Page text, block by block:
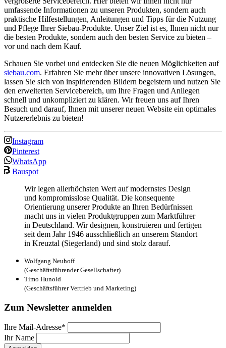
umfassende Informationen zu unseren Produkten, sondern auch
praktische Hilfestellungen, Anleitungen und Tipps für die Nutzung
und Pflege Ihrer Siebau-Produkte. Unser Ziel ist es, Ihnen nicht nur
die besten Produkte, sondern auch den besten Service zu bieten –
vor und nach dem Kauf.
Schauen Sie vorbei und entdecken Sie die neuen Möglichkeiten auf
siebau.com. Erfahren Sie mehr über unsere innovativen Lösungen,
lassen Sie sich von inspirierenden Bildern begeistern und nutzen Sie
den erweiterten Servicebereich, um Ihre Fragen und Anliegen
schnell und unkompliziert zu klären. Wir freuen uns auf Ihren
Besuch und darauf, Ihnen mit unserer neuen Website ein optimales
Nutzererlebnis zu bieten!
Instagram
Pinterest
WhatsApp
Bauspot
Wir legen allerhöchsten Wert auf modernstes Design
und kompromisslose Qualität. Die konsequente
Orientierung unserer Produkte an Ihren Bedürfnissen
macht uns in vielen Produktgruppen zum Marktführer
in Deutschland. Wir designen, konstruieren und fertigen
seit dem Jahr 1946 ausschließlich an unserem Standort
in Kreuztal (Siegerland) und sind stolz darauf.
Wolfgang Neuhoff
(Geschäftsführender Gesellschafter)
Timo Hunold
(Geschäftsführer Vertrieb und Marketing)
Zum Newsletter anmelden
Ihre Mail-Adresse*
Ihr Name